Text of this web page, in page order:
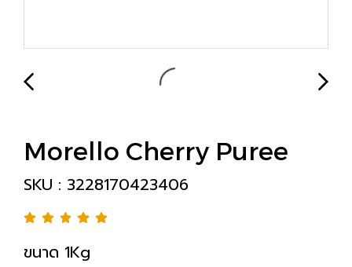
Morello Cherry Puree
SKU : 3228170423406
ขนาด 1Kg